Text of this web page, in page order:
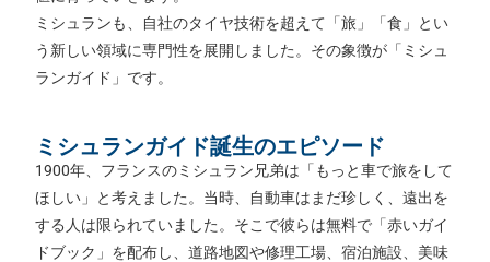
ミシュランも、自社のタイヤ技術を超えて「旅」「食」とい
う新しい領域に専門性を展開しました。その象徴が「ミシュ
ランガイド」です。
ミシュランガイド誕生のエピソード
1900年、フランスのミシュラン兄弟は「もっと車で旅をして
ほしい」と考えました。当時、自動車はまだ珍しく、遠出を
する人は限られていました。そこで彼らは無料で「赤いガイ
ドブック」を配布し、道路地図や修理工場、宿泊施設、美味